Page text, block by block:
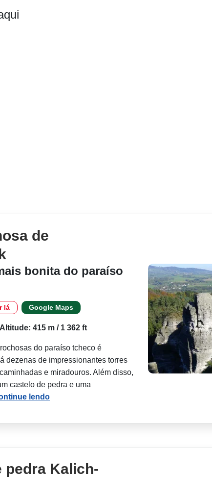
de
bonita do paraíso
lá Google Maps
Altitude: 415 m / 1 362 ft
do paraíso tcheco é
dezenas de impressionantes torres
e miradouros. Além disso,
castelo de pedra e uma
lendo
pedra Kalich-